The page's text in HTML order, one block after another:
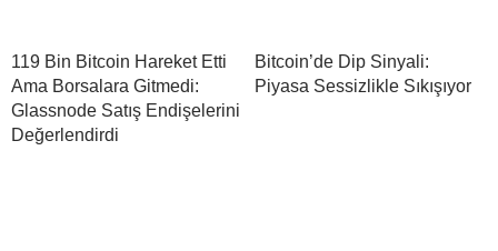
119 Bin Bitcoin Hareket Etti
Ama Borsalara Gitmedi:
Glassnode Satış Endişelerini
Değerlendirdi
Bitcoin’de Dip Sinyali:
Piyasa Sessizlikle Sıkışıyor